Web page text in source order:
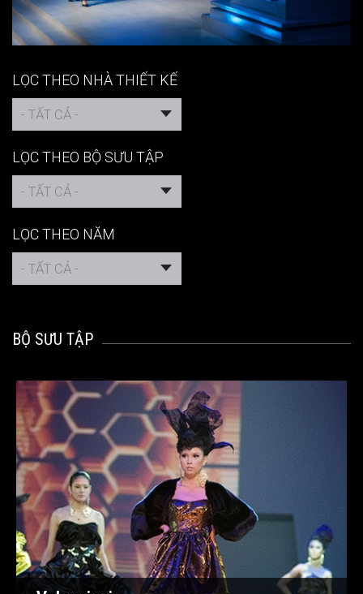
LỌC THEO NHÀ THIẾT KẾ
- TẤT CẢ -
LỌC THEO BỘ SƯU TẬP
- TẤT CẢ -
LỌC THEO NĂM
- TẤT CẢ -
BỘ SƯU TẬP